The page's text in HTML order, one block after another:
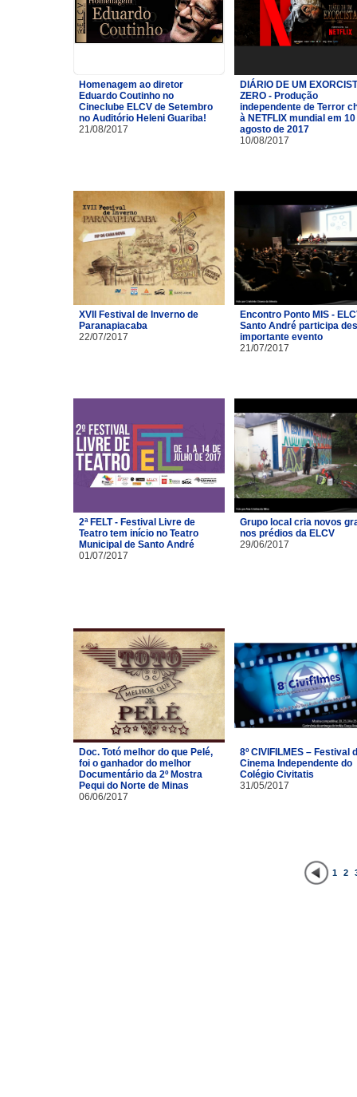
Homenagem ao diretor
Eduardo Coutinho no
Cineclube ELCV de Setembro
no Auditório Heleni Guariba!
21/08/2017
DIÁRIO DE UM
ZERO - Produção
independente de Terror
à NETFLIX mundial em
agosto de 2017
10/08/2017
XVII Festival de Inverno de
Paranapiacaba
22/07/2017
Encontro Ponto MIS -
Santo André participa
importante evento
21/07/2017
2ª FELT - Festival Livre de
Teatro tem início no Teatro
Municipal de Santo André
01/07/2017
Grupo local cria novos
nos prédios da ELCV
29/06/2017
Doc. Totó melhor do que Pelé,
foi o ganhador do melhor
Documentário da 2º Mostra
Pequi do Norte de Minas
06/06/2017
8º CIVIFILMES – Festival
Cinema Independente do
Colégio Civitatis
31/05/2017
1 2